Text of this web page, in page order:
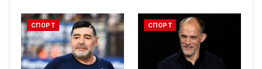
СПОРТ СПОРТ